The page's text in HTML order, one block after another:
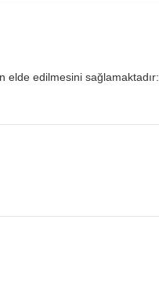
elde edilmesini sağlamaktadır: